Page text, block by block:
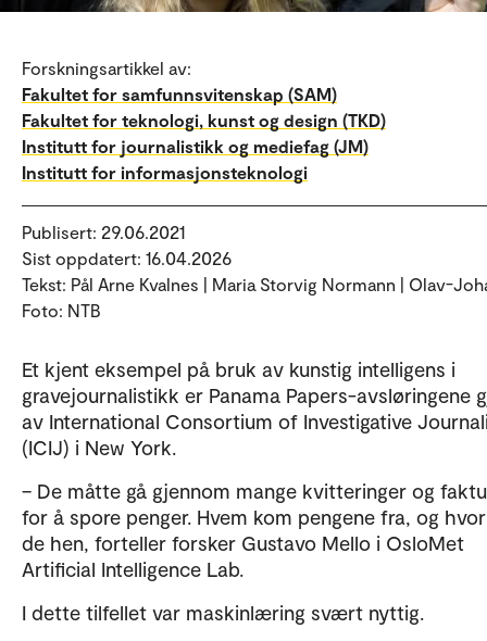
Forskningsartikkel av:
Fakultet for samfunnsvitenskap (SAM)
Fakultet for teknologi, kunst og design (TKD)
Institutt for journalistikk og mediefag (JM)
Institutt for informasjonsteknologi
Publisert: 29.06.2021
Sist oppdatert: 16.04.2026
Tekst: Pål Arne Kvalnes | Maria Storvig Normann | Olav-
Foto: NTB
Et kjent eksempel på bruk av kunstig intelligens i
gravejournalistikk er Panama Papers-avsløringene
av International Consortium of Investigative
(ICIJ) i New York.
– De måtte gå gjennom mange kvitteringer og
for å spore penger. Hvem kom pengene fra, og
de hen, forteller forsker Gustavo Mello i OsloMet
Artificial Intelligence Lab.
I dette tilfellet var maskinlæring svært nyttig.